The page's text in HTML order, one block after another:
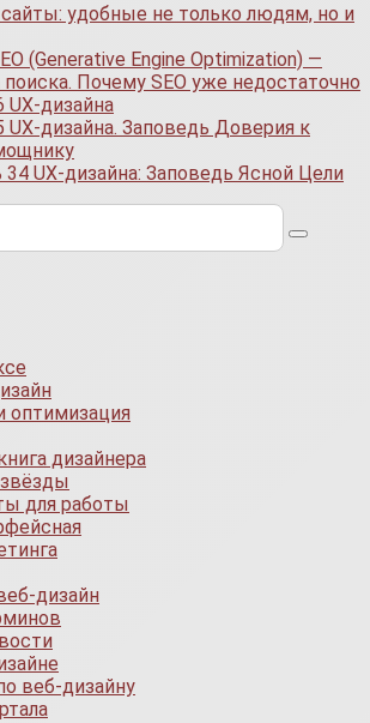
удобные не только людям, но и
(Generative Engine Optimization) —
поиска. Почему SEO уже недостаточно
UX-дизайна
UX-дизайна. Заповедь Доверия к
UX-дизайна: Заповедь Ясной Цели
оптимизация
дизайнера
для работы
дизайн
веб-дизайну